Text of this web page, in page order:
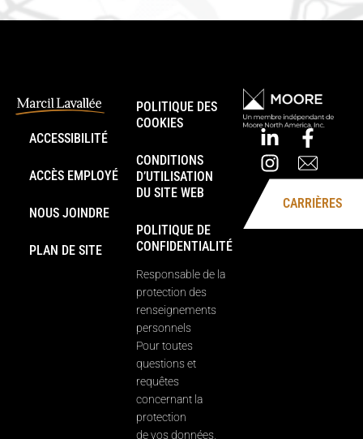
ACCESSIBILITÉ
ACCÈS EMPLOYÉ
NOUS JOINDRE
PLAN DE SITE
POLITIQUE DES
COOKIES
CONDITIONS
D’UTILISATION
DU SITE WEB
POLITIQUE DE
CONFIDENTIALITÉ
Responsable de la
protection des
renseignements
personnels
Pour toutes
questions et
requêtes
concernant la
protection
de vos données,
CARRIÈRES